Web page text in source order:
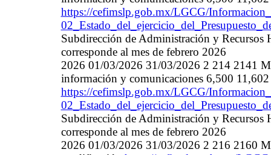
https://cefimslp.gob.mx/LGCG/
Subdirección de Administración y Recursos
corresponde al mes de febrero 2026
2026 01/03/2026 31/03/2026 2 214 2141
información y comunicaciones 6,500
https://cefimslp.gob.mx/LGCG/
Subdirección de Administración y Recursos
corresponde al mes de febrero 2026
2026 01/03/2026 31/03/2026 2 216 2160